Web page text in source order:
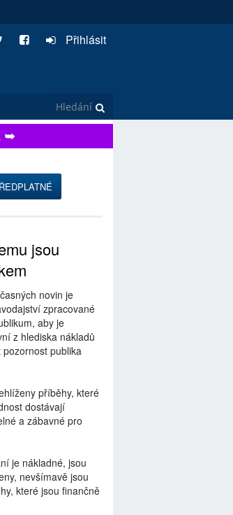
Přihlásit
jsou
novin je
zpracované
aby je
z hlediska nákladů
publika
příběhy, které
dostávají
a zábavné pro
je nákladné, jsou
nevšímavě jsou
které jsou finančně